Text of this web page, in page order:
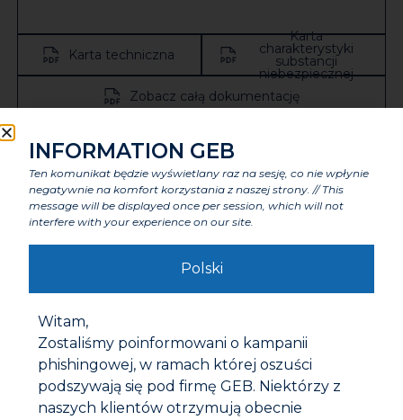
Karta techniczna
Karta
charakterystyki
substancji
niebezpiecznej
Zobacz całą dokumentację
Zastosowanie
Zalety
Cechy charakterystyczne
Komponenty
Etykiety i certyfikaty
INFORMATION GEB
Ten komunikat będzie wyświetlany raz na sesję, co nie wpłynie
negatywnie na komfort korzystania z naszej strony. // This
message will be displayed once per session, which will not
interfere with your experience on our site.
Polski
Witam,
Zostaliśmy poinformowani o kampanii
phishingowej, w ramach której oszuści
podszywają się pod firmę GEB. Niektórzy z
naszych klientów otrzymują obecnie